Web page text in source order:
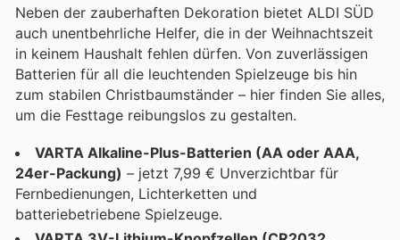
Neben der zauberhaften Dekoration bietet ALDI SÜD
auch unentbehrliche Helfer, die in der Weihnachtszeit
in keinem Haushalt fehlen dürfen. Von zuverlässigen
Batterien für all die leuchtenden Spielzeuge bis hin
zum stabilen Christbaumständer – hier finden Sie alles,
um die Festtage reibungslos zu gestalten.
VARTA Alkaline-Plus-Batterien (AA oder AAA,
24er-Packung) – jetzt 7,99 € Unverzichtbar für
Fernbedienungen, Lichterketten und
batteriebetriebene Spielzeuge.